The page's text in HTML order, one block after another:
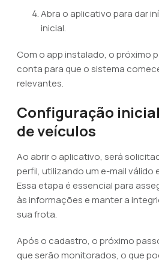
Abra o aplicativo para dar
inicial.
Com o app instalado, o próximo
conta para que o sistema
relevantes.
Configuração
de veículos
Ao abrir o aplicativo, será
perfil, utilizando um e-mail válido
Essa etapa é essencial para
às informações e manter a
sua frota.
Após o cadastro, o próximo
que serão monitorados, o que